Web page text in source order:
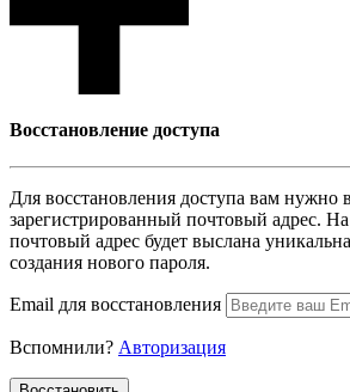
Восcтановление доступа
Для восcтановления доступа вам нужно
зарегистрированный почтовый адрес.
почтовый адрес будет выслана
создания нового пароля.
Email для восcтановления
Вспомнили? Авторизация